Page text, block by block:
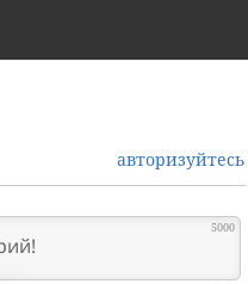
авторизуйтесь
5000